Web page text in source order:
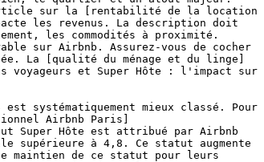
article sur la [rentabilité de la location
les revenus. La description doit
les commodités à proximité.
sur Airbnb. Assurez-vous de cocher
La [qualité du ménage et du linge]
voyageurs et Super Hôte : l'impact sur
systématiquement mieux classé. Pour
Airbnb Paris]
Super Hôte est attribué par Airbnb
supérieure à 4,8. Ce statut augmente
maintien de ce statut pour leurs